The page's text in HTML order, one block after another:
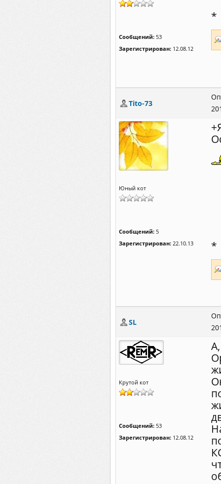
Сообщений: 53
Зарегистрирован: 12.08.12
*
Tito-73
Юный кот
Сообщений: 5
Зарегистрирован: 22.10.13 *
SL
Крутой кот
Сообщений: 53
Зарегистрирован: 12.08.12